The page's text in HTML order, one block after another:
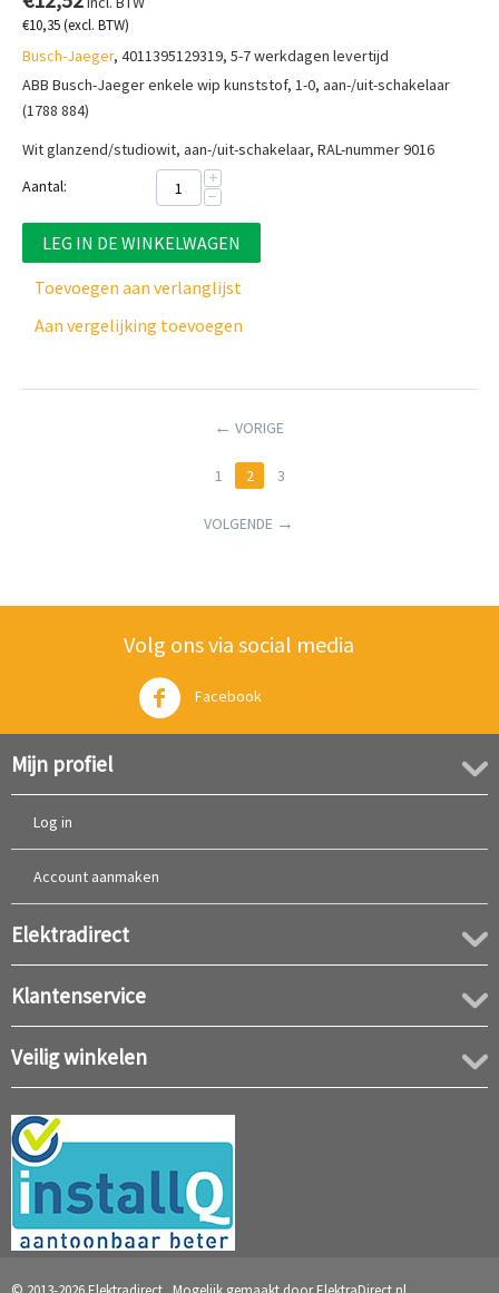
€10,35(excl. BTW)
Busch-Jaeger, 4011395129319, 5-7 werkdagen levertijd
ABB Busch-Jaeger enkele wip kunststof, 1-0, aan-/uit-schakelaar
(1788 884)
Wit glanzend/studiowit, aan-/uit-schakelaar, RAL-nummer 9016
Aantal:
+
−
LEG IN DE WINKELWAGEN
Toevoegen aan verlanglijst
Aan vergelijking toevoegen
VORIGE
1 2 3
VOLGENDE
Volg ons via social media
Facebook
Mijn profiel
Log in
Account aanmaken
Elektradirect
Klantenservice
Veilig winkelen